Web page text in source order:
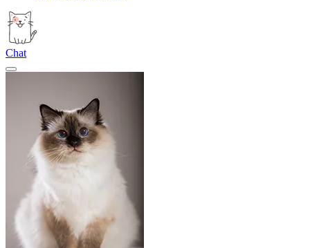
Chat